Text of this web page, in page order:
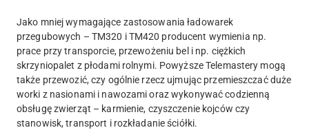
Jako mniej wymagające zastosowania ładowarek
przegubowych – TM320 i TM420 producent wymienia np.
prace przy transporcie, przewożeniu bel i np. ciężkich
skrzyniopalet z płodami rolnymi. Powyższe Telemastery mogą
także przewozić, czy ogólnie rzecz ujmując przemieszczać duże
worki z nasionami i nawozami oraz wykonywać codzienną
obsługę zwierząt – karmienie, czyszczenie kojców czy
stanowisk, transport i rozkładanie ściółki.